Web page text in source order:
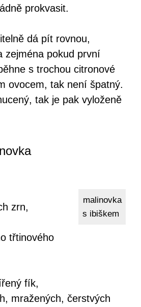
prokvasit.
dá pít rovnou,
zejména pokud první
s trochou citronové
ovocem, tak není špatný.
tak je pak vyloženě
malinovka
s ibiškem
zrn,
třtinového
fík,
mražených, čerstvých